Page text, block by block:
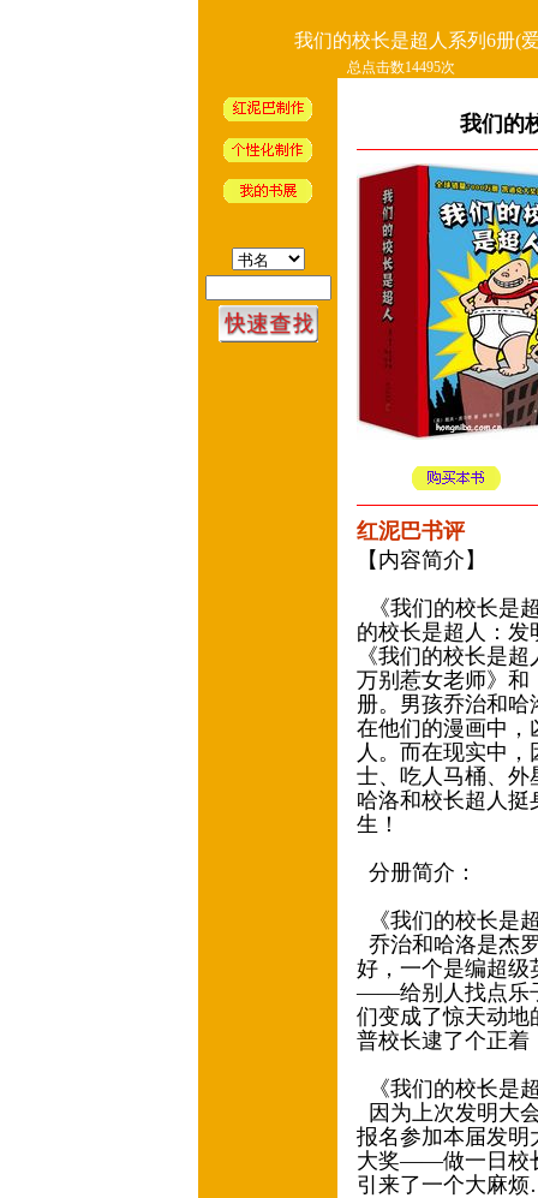
我们的校长是超人系列6册(
总点击数14495次
我们的
红泥巴书评
【内容简介】
《我们的校长是
的校长是超人：
《我们的校长是
万别惹女老师》和
册。男孩乔治和
在他们的漫画中，
人。而在现实中
士、吃人马桶、外
哈洛和校长超人
生！
分册简介：
《我们的校长是
乔治和哈洛是杰
好，一个是编超级
——给别人找点乐
们变成了惊天动地
普校长逮了个正
《我们的校长是
因为上次发明大
报名参加本届发明
大奖——做一日校
引来了一个大麻